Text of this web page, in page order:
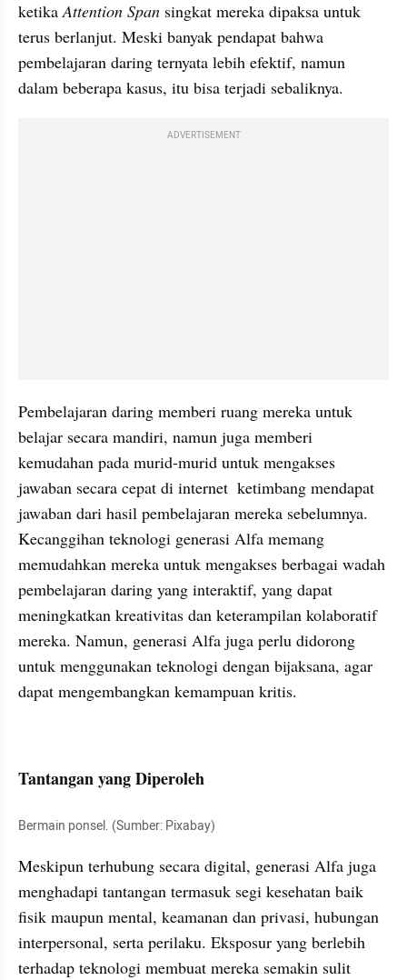
ketika Attention Span singkat mereka dipaksa untuk
terus berlanjut. Meski banyak pendapat bahwa
pembelajaran daring ternyata lebih efektif, namun
dalam beberapa kasus, itu bisa terjadi sebaliknya.
ADVERTISEMENT
Pembelajaran daring memberi ruang mereka untuk
belajar secara mandiri, namun juga memberi
kemudahan pada murid-murid untuk mengakses
jawaban secara cepat di internet  ketimbang mendapat
jawaban dari hasil pembelajaran mereka sebelumnya.
Kecanggihan teknologi generasi Alfa memang
memudahkan mereka untuk mengakses berbagai wadah
pembelajaran daring yang interaktif, yang dapat
meningkatkan kreativitas dan keterampilan kolaboratif
mereka. Namun, generasi Alfa juga perlu didorong
untuk menggunakan teknologi dengan bijaksana, agar
dapat mengembangkan kemampuan kritis.
Tantangan yang Diperoleh
Bermain ponsel. (Sumber: Pixabay)
Meskipun terhubung secara digital, generasi Alfa juga
menghadapi tantangan termasuk segi kesehatan baik
fisik maupun mental, keamanan dan privasi, hubungan
interpersonal, serta perilaku. Eksposur yang berlebih
terhadap teknologi membuat mereka semakin sulit